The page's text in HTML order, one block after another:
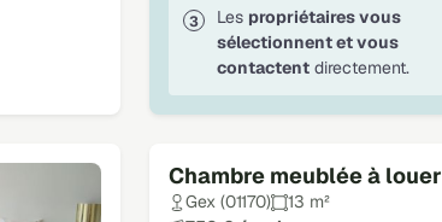
Chambre meublée à louer
Gex (01170)
13 m²
Les propriétaires vous
sélectionnent et vous
contactent directement.